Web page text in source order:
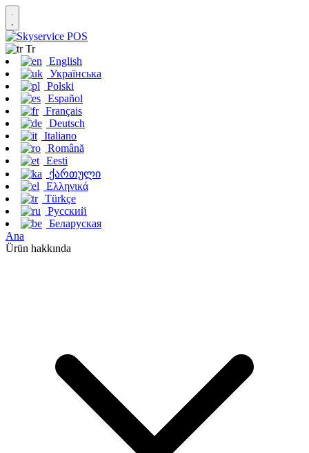
Tr
English
Українська
Polski
Español
Français
Deutsch
Italiano
Română
Eesti
ქართული
Ελληνικά
Türkçe
Русский
Беларуская
Ana
Ürün hakkında